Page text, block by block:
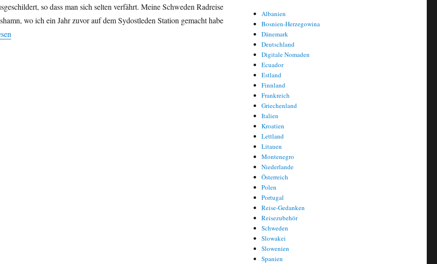
so dass man sich selten verfährt. Meine Schweden Radreise
wo ich ein Jahr zuvor auf dem Sydostleden Station gemacht habe
Radreise von Karlshamn nach Oskarshamn“
Albanien
Bosnien-Herzegowina
Dänemark
Deutschland
Digitale Nomaden
Ecuador
Estland
Finnland
Frankreich
Griechenland
Italien
Kroatien
Lettland
Litauen
Montenegro
Niederlande
Österreich
Polen
Portugal
Reise-Gedanken
Reisezubehör
Schweden
Slowakei
Slowenien
Spanien